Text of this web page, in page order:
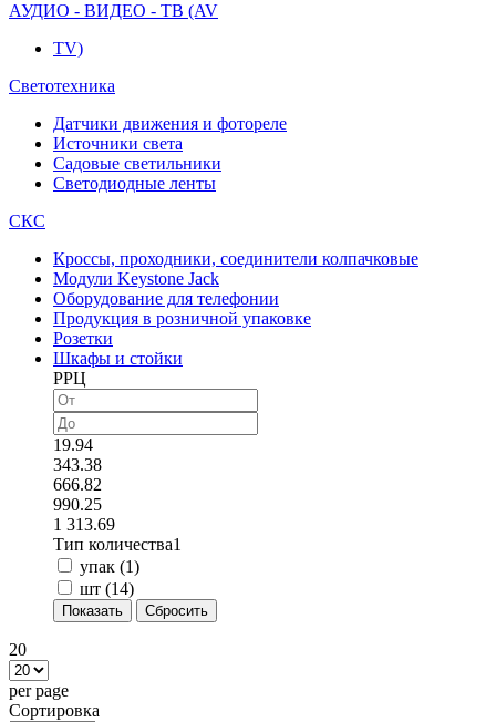
АУДИО - ВИДЕО - ТВ (AV
TV)
Светотехника
Датчики движения и фотореле
Источники света
Садовые светильники
Светодиодные ленты
СКС
Кроссы, проходники, соединители колпачковые
Модули Keystone Jack
Оборудование для телефонии
Продукция в розничной упаковке
Розетки
Шкафы и стойки
РРЦ
19.94
343.38
666.82
990.25
1 313.69
Тип количества1
упак (1)
шт (14)
20
per page
Сортировка